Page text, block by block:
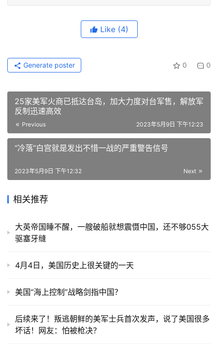
Like (4)
0 0
Generate poster
25家美军火商已抵达台岛，加大力度对台军售，解放军
反制迅速高效
Previous 2023年5月9日 下午12:23
“冷落”白宫就是发出不惜一战的严重警告信号
Next
2023年5月9日 下午12:32
相关推荐
大英帝国睡不醒，一艘破船就想震慑中国，还不够055大
驱塞牙缝
4月4日，美国历史上很关键的一天
美国“海上控制”战略剑指中国？
后续来了！叛逃朝鲜的美军士兵首次发声，说了美国很多
坏话！网友：怕被枪决？